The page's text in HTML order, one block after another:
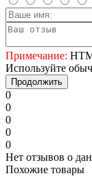
Примечание:
Используйте
Продолжить
0
0
0
0
0
Нет отзывов о
Похожие товары